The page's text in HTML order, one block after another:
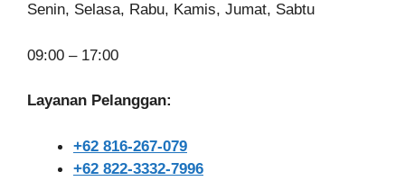
Senin, Selasa, Rabu, Kamis, Jumat, Sabtu
09:00 – 17:00
Layanan Pelanggan:
+62 816-267-079
+62 822-3332-7996